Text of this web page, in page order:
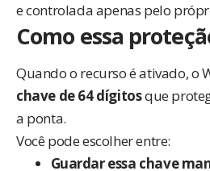
e controlada apenas pelo
Como essa
Quando o recurso é ativado, o
chave de 64 dígitosque
a ponta.
Você pode escolher entre:
Guardar essa chave